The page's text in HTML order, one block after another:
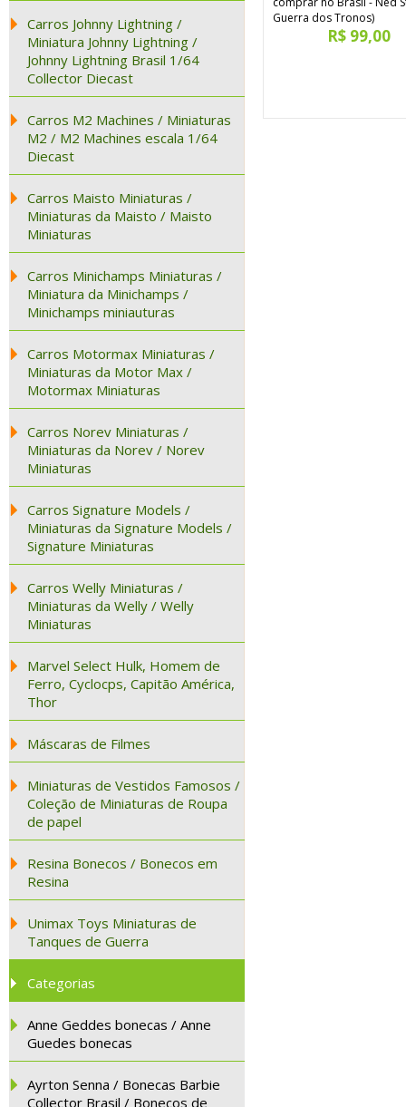
Carros Johnny Lightning /
Miniatura Johnny Lightning /
Johnny Lightning Brasil 1/64
Collector Diecast
Carros M2 Machines / Miniaturas
M2 / M2 Machines escala 1/64
Diecast
Carros Maisto Miniaturas /
Miniaturas da Maisto / Maisto
Miniaturas
Carros Minichamps Miniaturas /
Miniatura da Minichamps /
Minichamps miniauturas
Carros Motormax Miniaturas /
Miniaturas da Motor Max /
Motormax Miniaturas
Carros Norev Miniaturas /
Miniaturas da Norev / Norev
Miniaturas
Carros Signature Models /
Miniaturas da Signature Models /
Signature Miniaturas
Carros Welly Miniaturas /
Miniaturas da Welly / Welly
Miniaturas
Marvel Select Hulk, Homem de
Ferro, Cyclocps, Capitão América,
Thor
Máscaras de Filmes
Miniaturas de Vestidos Famosos /
Coleção de Miniaturas de Roupa
de papel
Resina Bonecos / Bonecos em
Resina
Unimax Toys Miniaturas de
Tanques de Guerra
Categorias
Anne Geddes bonecas / Anne
Guedes bonecas
Ayrton Senna / Bonecas Barbie
Collector Brasil / Bonecos de
Guerra dos Tronos)
R$ 99,00